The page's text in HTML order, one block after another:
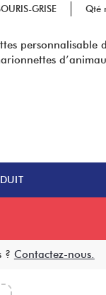
GRISE Qté
? Contactez-nous.